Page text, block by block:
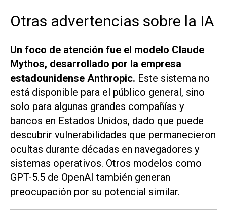
Otras advertencias sobre la IA
Un foco de atención fue el modelo Claude
Mythos, desarrollado por la empresa
estadounidense Anthropic. Este sistema no
está disponible para el público general, sino
solo para algunas grandes compañías y
bancos en Estados Unidos, dado que puede
descubrir vulnerabilidades que permanecieron
ocultas durante décadas en navegadores y
sistemas operativos. Otros modelos como
GPT-5.5 de OpenAI también generan
preocupación por su potencial similar.